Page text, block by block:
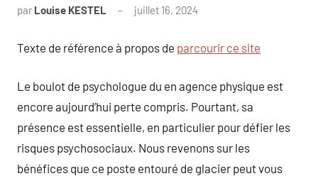
par Louise KESTEL juillet 16, 2024
Texte de référence à propos de parcourir ce site
Le boulot de psychologue du en agence physique est
encore aujourd’hui perte compris. Pourtant, sa
présence est essentielle, en particulier pour défier les
risques psychosociaux. Nous revenons sur les
bénéfices que ce poste entouré de glacier peut vous